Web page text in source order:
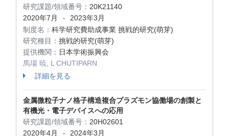
研究課題/領域番号： 20K21140
2020年7月
-
2023年3月
制度名： 科学研究費助成事業 挑戦的研究(萌芽)
研究種目： 挑戦的研究(萌芽)
提供機関： 日本学術振興会
馬場 暁, L CHUTIPARN
詳細を見る
金属微粒子ナノ格子構造複合プラズモン協働場の創製と
有機光・電子デバイスへの応用
研究課題/領域番号： 20H02601
2020年4月
-
2024年3月